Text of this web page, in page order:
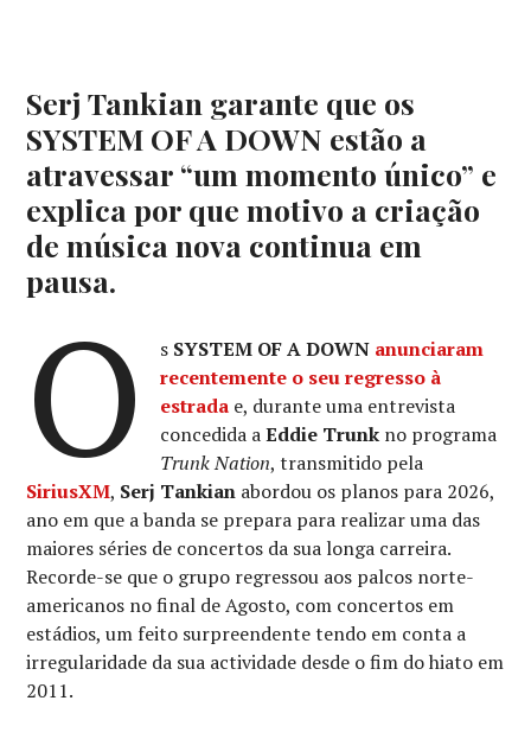
Serj Tankian garante que os
SYSTEM OF A DOWN estão a
atravessar “um momento único” e
explica por que motivo a criação
de música nova continua em
pausa.
O s SYSTEM OF A DOWN anunciaram
recentemente o seu regresso à
estradae, durante uma entrevista
concedida aEddie Trunkno programa
Trunk Nation, transmitido pela
SiriusXM, Serj Tankian abordou os planos para 2026,
ano em que a banda se prepara para realizar uma das
maiores séries de concertos da sua longa carreira.
Recorde-se que o grupo regressou aos palcos norte-
americanos no final de Agosto, com concertos em
estádios, um feito surpreendente tendo em conta a
irregularidade da sua actividade desde o fim do hiato em
2011.